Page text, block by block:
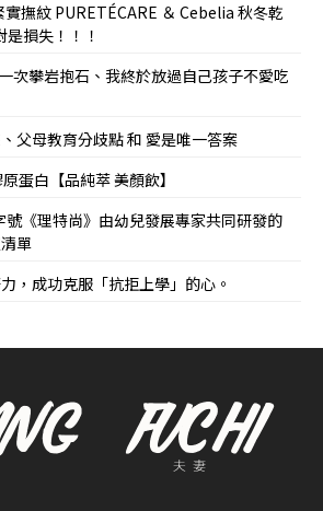
實撫紋 PURETÉCARE ＆ Cebelia 秋冬乾
損失！！！
次攀岩抱石、我終於放過自己孩子不愛吃
父母教育分歧點 和 愛是唯一答案
蛋白【品純萃 美顏飲】
《理特尚》由幼兒發展專家共同研發的
單
，成功克服「抗拒上學」的心。